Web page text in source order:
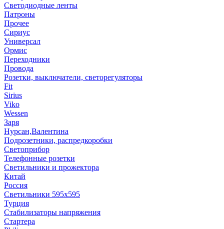
Светодиодные ленты
Патроны
Прочее
Сириус
Универсал
Ормис
Переходники
Провода
Розетки, выключатели, светорегуляторы
Fit
Sirius
Viko
Wessen
Заря
Нурсан,Валентина
Подрозетники, распредкоробки
Светоприбор
Телефонные розетки
Светильники и прожектора
Китай
Россия
Светильники 595х595
Турция
Стабилизаторы напряжения
Стартера